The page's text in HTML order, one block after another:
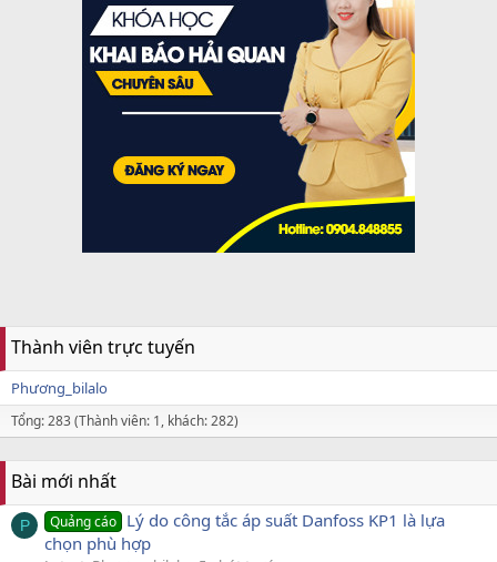
Thành viên trực tuyến
Phương_bilalo
Tổng: 283 (Thành viên: 1, khách: 282)
Bài mới nhất
P Quảng cáo Lý do công tắc áp suất Danfoss KP1 là lựa
chọn phù hợp